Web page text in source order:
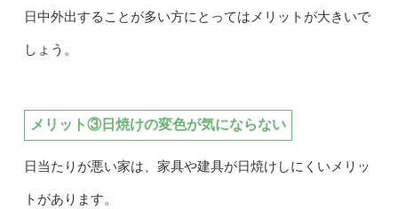
日中外出することが多い方にとってはメリットが大きいで
しょう。
メリット③日焼けの変色が気にならない
日当たりが悪い家は、家具や建具が日焼けしにくいメリッ
トがあります。